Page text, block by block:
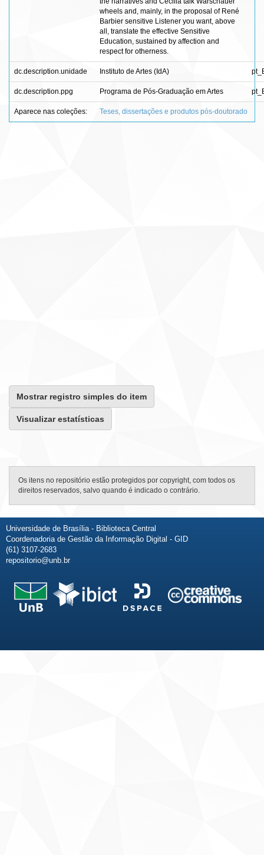
wheels and, mainly, in the proposal of René
Barbier sensitive Listener you want, above
all, translate the effective Sensitive
Education, sustained by affection and
respect for otherness.
dc.description.unidade Instituto de Artes (IdA)
dc.description.ppg Programa de Pós-Graduação em Artes
Aparece nas coleções: Teses, dissertações e produtos pós-doutorado
Mostrar registro simples do item
Visualizar estatísticas
Os itens no repositório estão protegidos por copyright, com todos os
direitos reservados, salvo quando é indicado o contrário.
Universidade de Brasília - Biblioteca Central
Coordenadoria de Gestão da Informação Digital - GID
(61) 3107-2683
repositorio@unb.br